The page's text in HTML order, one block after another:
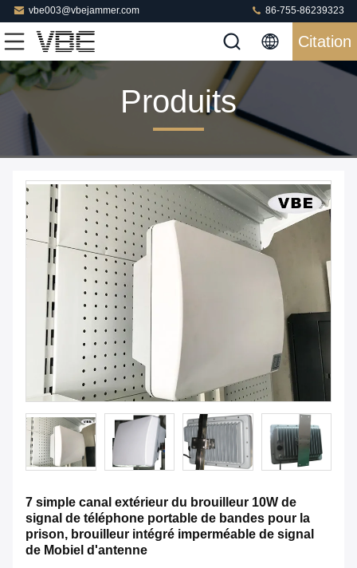
vbe003@vbejammer.com 86-755-86239323
Citation
Produits
7 simple canal extérieur du brouilleur 10W de
signal de téléphone portable de bandes pour la
prison, brouilleur intégré imperméable de signal
de Mobiel d'antenne